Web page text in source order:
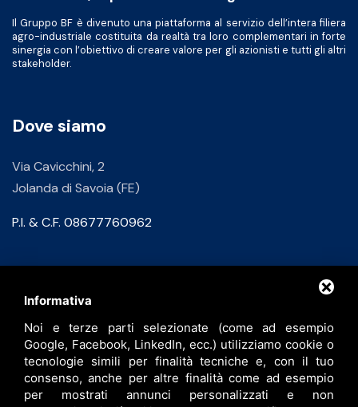
Il Gruppo BF è divenuto una piattaforma al servizio dell’intera filiera
agro-industriale costituita da realtà tra loro complementari in forte
sinergia con l’obiettivo di creare valore per gli azionisti e tutti gli altri
stakeholder.
Dove siamo
Via Cavicchini, 2
Jolanda di Savoia (FE)
P.I. & C.F. 08677760962
info@bfspa.it
+39 0532 836102
Lavora con noi
Informativa
Noi e terze parti selezionate (come ad esempio
Google, Facebook, LinkedIn, ecc.) utilizziamo cookie o
tecnologie simili per finalità tecniche e, con il tuo
consenso, anche per altre finalità come ad esempio
per mostrati annunci personalizzati e non